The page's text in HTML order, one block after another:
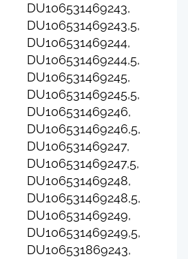
DU106531469243,
DU106531469243,5,
DU106531469244,
DU106531469244,5,
DU106531469245,
DU106531469245,5,
DU106531469246,
DU106531469246,5,
DU106531469247,
DU106531469247,5,
DU106531469248,
DU106531469248,5,
DU106531469249,
DU106531469249,5,
DU106531869243,